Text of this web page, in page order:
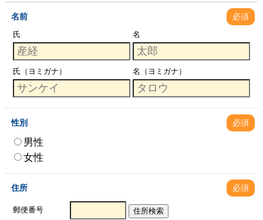
名前 必須
氏 名
氏（ヨミガナ） 名（ヨミガナ）
性別 必須
男性
女性
住所 必須
郵便番号 住所検索